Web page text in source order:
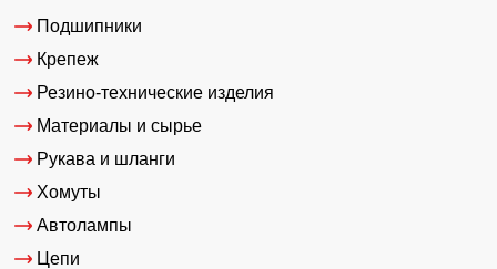
Подшипники
Крепеж
Резино-технические изделия
Материалы и сырье
Рукава и шланги
Хомуты
Автолампы
Цепи